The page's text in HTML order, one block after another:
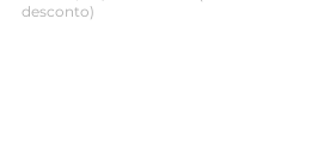
desconto)